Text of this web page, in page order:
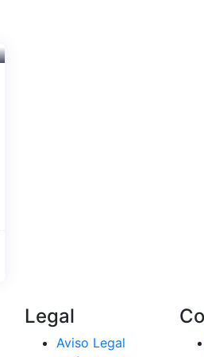
Legal
Aviso Legal